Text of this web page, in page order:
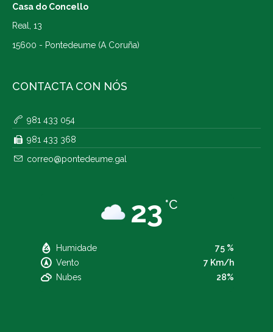
Casa do Concello
Real, 13
15600 - Pontedeume (A Coruña)
CONTACTA CON NÓS
981 433 054
981 433 368
correo@pontedeume.gal
23 °C
Humidade
75 %
Vento
7 Km/h
Nubes
28%